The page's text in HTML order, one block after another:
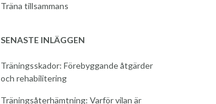
Träna tillsammans
SENASTE INLÄGGEN
Träningsskador: Förebyggande åtgärder
och rehabilitering
Träningsåterhämtning: Varför vilan är